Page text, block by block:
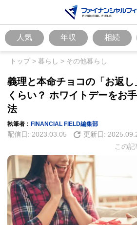
人気 年収 相続
トップ> 暮らし > その他暮らし
義理と本命チョコの「お返
くらい？ ホワイトデーをお
法
執筆者 : FINANCIAL FIELD編集部
配信日: 2023.03.05 更新日:
この記